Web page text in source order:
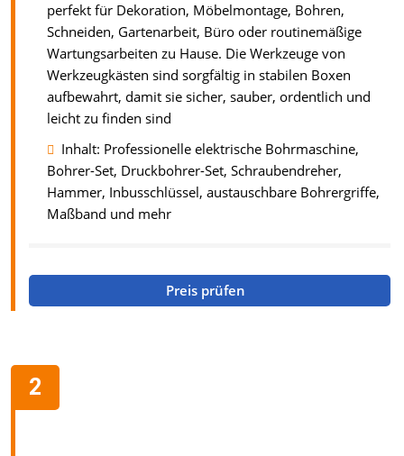
perfekt für Dekoration, Möbelmontage, Bohren,
Schneiden, Gartenarbeit, Büro oder routinemäßige
Wartungsarbeiten zu Hause. Die Werkzeuge von
Werkzeugkästen sind sorgfältig in stabilen Boxen
aufbewahrt, damit sie sicher, sauber, ordentlich und
leicht zu finden sind
Inhalt: Professionelle elektrische Bohrmaschine,
Bohrer-Set, Druckbohrer-Set, Schraubendreher,
Hammer, Inbusschlüssel, austauschbare Bohrergriffe,
Maßband und mehr
Preis prüfen